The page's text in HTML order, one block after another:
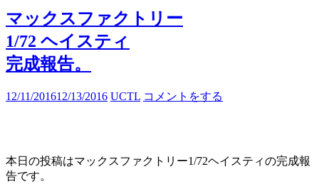
マックスファクトリー
1/72 ヘイスティ
完成報告。
12/11/201612/13/2016 UCTL コメントをする
本日の投稿はマックスファクトリー1/72ヘイスティの完成報
告です。